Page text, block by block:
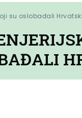
su oslobađali